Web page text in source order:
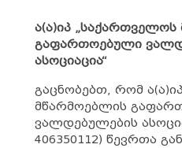
ა(ა)იპ
გაფართოებული
ასოციაცია“
გაცნობებთ, რომ
მწარმოებლის
ვალდებულების
406350112) წევრთა